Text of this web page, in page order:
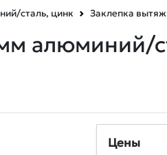
сталь, цинк Заклепка
алюминий/
Цены